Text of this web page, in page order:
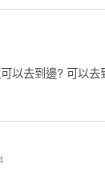
以去到邊? 可以